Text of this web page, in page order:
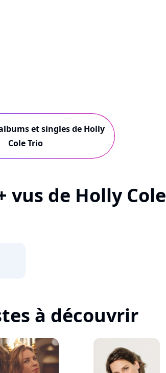
et singles de Holly
Cole Trio
vus de Holly Cole
à découvrir